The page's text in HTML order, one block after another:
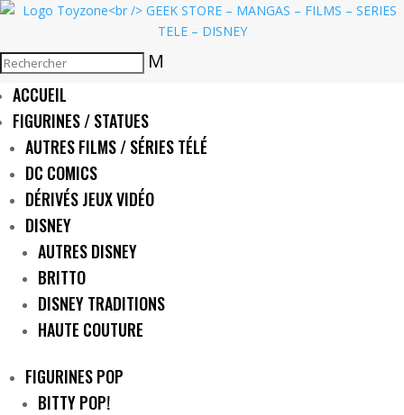
M
ACCUEIL
FIGURINES / STATUES
AUTRES FILMS / SÉRIES TÉLÉ
DC COMICS
DÉRIVÉS JEUX VIDÉO
DISNEY
AUTRES DISNEY
BRITTO
DISNEY TRADITIONS
HAUTE COUTURE
FIGURINES POP
BITTY POP!